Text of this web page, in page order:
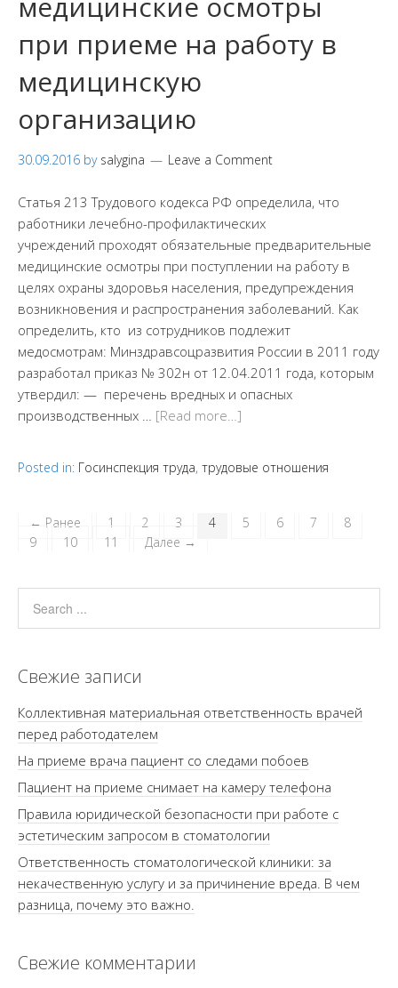
при приеме на работу в
медицинскую
организацию
30.09.2016 by salygina Leave a Comment
Статья 213 Трудового кодекса РФ определила, что
работники лечебно-профилактических
учреждений проходят обязательные предварительные
медицинские осмотры при поступлении на работу в
целях охраны здоровья населения, предупреждения
возникновения и распространения заболеваний. Как
определить, кто из сотрудников подлежит
медосмотрам: Минздравсоцразвития России в 2011 году
разработал приказ № 302н от 12.04.2011 года, которым
утвердил: — перечень вредных и опасных
производственных … [Read more…]
Posted in: Госинспекция труда, трудовые отношения
← Ранее 1 2 3 4 5 6 7
8
9
10 11 Далее →
Свежие записи
Коллективная материальная ответственность врачей
перед работодателем
На приеме врача пациент со следами побоев
Пациент на приеме снимает на камеру телефона
Правила юридической безопасности при работе с
эстетическим запросом в стоматологии
Ответственность стоматологической клиники: за
некачественную услугу и за причинение вреда. В чем
разница, почему это важно.
Свежие комментарии